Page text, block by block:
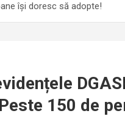
își doresc să adopte!
150 de